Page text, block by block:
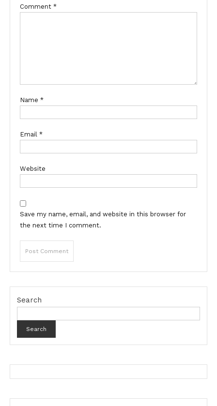
Comment *
Name *
Email *
Website
Save my name, email, and website in this browser for
the next time I comment.
Search
Search